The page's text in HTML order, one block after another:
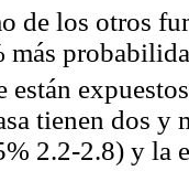
de los otros
más
están
tienen dos y
2.2-2.8) y la